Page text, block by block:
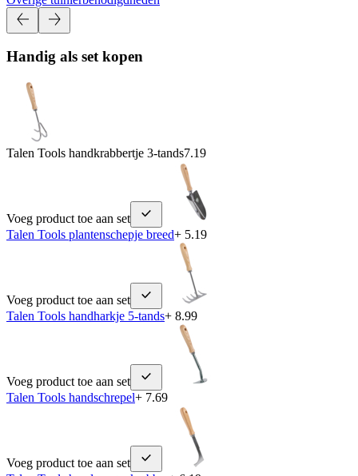
Handig als set kopen
Talen Tools handkrabbertje 3-tands7.19
Voeg product toe aan set
Talen Tools plantenschepje breed+ 5.19
Voeg product toe aan set
Talen Tools handharkje 5-tands+ 8.99
Voeg product toe aan set
Talen Tools handschrepel+ 7.69
Voeg product toe aan set